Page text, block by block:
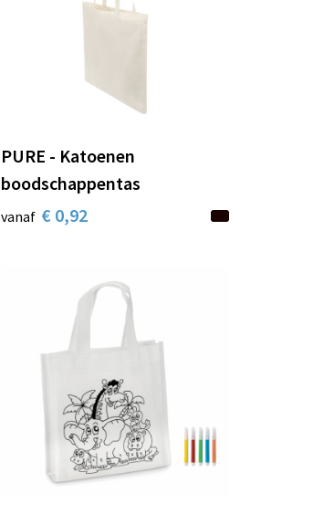
PURE - Katoenen
boodschappentas
vanaf € 0,92